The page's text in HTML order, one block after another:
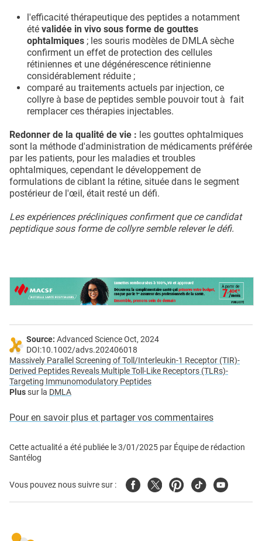
l'efficacité thérapeutique des peptides a notamment
été validée in vivo sous forme de gouttes
ophtalmiques ; les souris modèles de DMLA sèche
confirment un effet de protection des cellules
rétiniennes et une dégénérescence rétinienne
considérablement réduite ;
comparé au traitements actuels par injection, ce
collyre à base de peptides semble pouvoir tout à fait
remplacer ces thérapies injectables.
Redonner de la qualité de vie : les gouttes ophtalmiques
sont la méthode d'administration de médicaments préférée
par les patients, pour les maladies et troubles
ophtalmiques, cependant le développement de
formulations de ciblant la rétine, située dans le segment
postérieur de l'œil, était resté un défi.
Les expériences précliniques confirment que ce candidat
peptidique sous forme de collyre semble relever le défi.
Source: Advanced Science Oct, 2024
DOI:10.1002/advs.202406018
Massively Parallel Screening of Toll/Interleukin-1 Receptor (TIR)-
Derived Peptides Reveals Multiple Toll-Like Receptors (TLRs)-
Targeting Immunomodulatory Peptides
Plussur la DMLA
Pour en savoir plus et partager vos commentaires
Cette actualité a été publiée le3/01/2025 par Équipe de rédaction
Santélog
Vous pouvez nous suivre sur : FacebookTwitterPinterest
TiktokYoutube